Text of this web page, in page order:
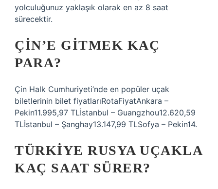
yolculuğunuz yaklaşık olarak en az 8 saat
sürecektir.
ÇIN’E GITMEK KAÇ
PARA?
Çin Halk Cumhuriyeti’nde en popüler uçak
biletlerinin bilet fiyatlarıRotaFiyatAnkara –
Pekin11.995,97 TLİstanbul – Guangzhou12.620,59
TLİstanbul – Şanghay13.147,99 TLSofya – Pekin14.
TÜRKIYE RUSYA UÇAKLA
KAÇ SAAT SÜRER?